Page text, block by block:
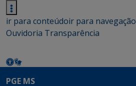
ir para conteúdoir para navegação
Ouvidoria Transparência
PGE MS